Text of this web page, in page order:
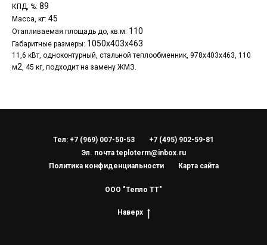
КПД, %: 89
Масса, кг: 45
Отапливаемая площадь до, кв.м: 110
Габаритные размеры: 1050х403х463
11,6 кВт, одноконтурный, стальной теплообменник, 978х403х463, 110
м2, 45 кг, подходит на замену ЖМЗ.
Тел: +7 (969) 007-50-53
+7 (495) 902-59-81
Эл. почта teploterm@inbox.ru
Политика конфиденциальности
Карта сайта
ООО "Тепло ТТ"
Наверх